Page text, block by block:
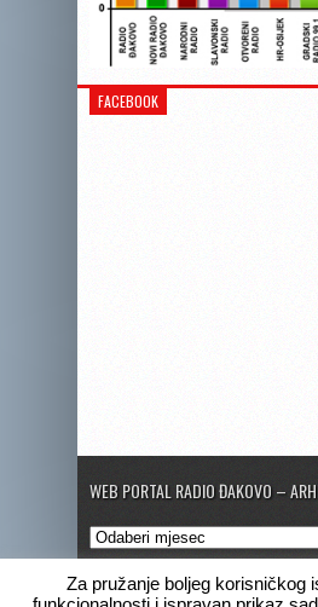
FACEBOOK
WEB PORTAL RADIO ĐAKOVO –
Web
portal
Radio
Đakovo
Za pružanje boljeg korisničkog